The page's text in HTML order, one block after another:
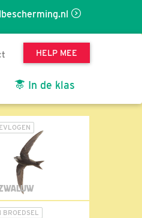
HELP MEE
In de klas
BROEDSEL